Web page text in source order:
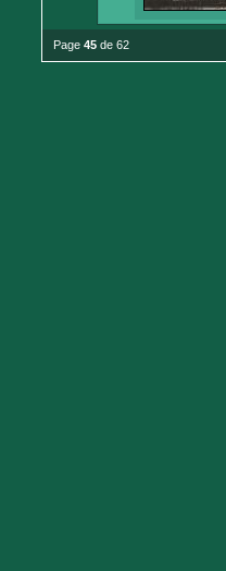
Page 45 de 62